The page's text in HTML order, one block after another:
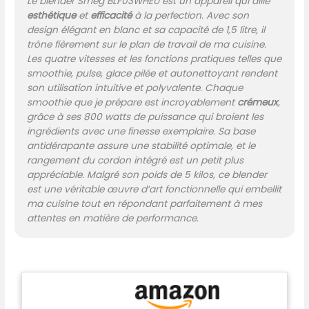
fonctionnel PERFORMANCE
ET STYLE : Avec son
mélange de technologie et
de style légèrement rétro,
le blender Smeg rend
chaque instant en cuisine
plus spécial
esthétiqueet efficacitéà la perfection. Avec son
design élégant en blanc et sa capacité de 1,5 litre, il
trône fièrement sur le plan de travail de ma cuisine.
Les quatre vitesses et les fonctions pratiques telles que
smoothie, pulse, glace pilée et autonettoyant rendent
son utilisation intuitive et polyvalente. Chaque
smoothie que je prépare est incroyablement crémeux,
grâce à ses 800 watts de puissance qui broient les
ingrédients avec une finesse exemplaire. Sa base
antidérapante assure une stabilité optimale, et le
rangement du cordon intégré est un petit plus
appréciable. Malgré son poids de 5 kilos, ce blender
est une véritable œuvre d’art fonctionnelle qui embellit
ma cuisine tout en répondant parfaitement à mes
attentes en matière de performance.